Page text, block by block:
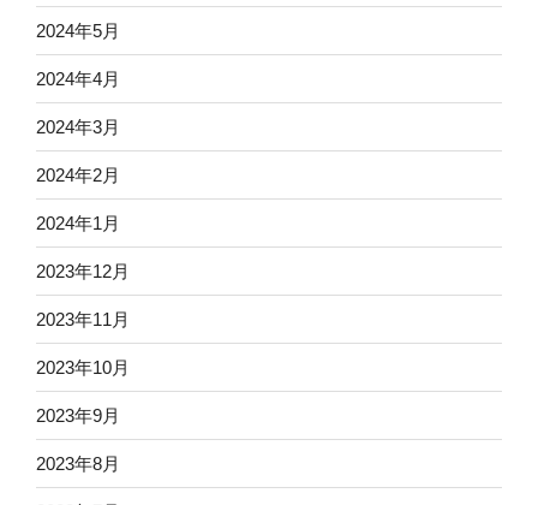
2024年5月
2024年4月
2024年3月
2024年2月
2024年1月
2023年12月
2023年11月
2023年10月
2023年9月
2023年8月